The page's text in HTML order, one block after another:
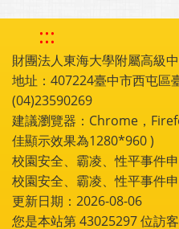
:::
財團法人東海大學附屬高級
地址：407224臺中市西屯區
(04)23590269
建議瀏覽器：Chrome，
佳顯示效果為1280*960 )
校園安全、霸凌、性平事件
校園安全、霸凌、性平事件
更新日期：2026-08-06
您是本站第43025297位訪客